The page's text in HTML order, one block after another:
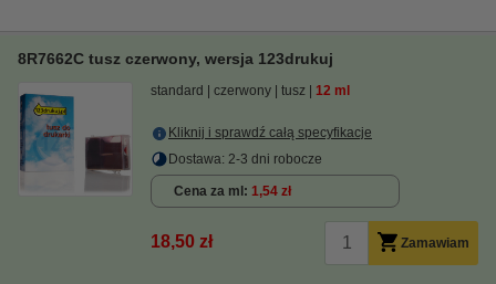
8R7662C tusz czerwony, wersja 123drukuj
standard czerwony tusz 12 ml
Kliknij i sprawdź całą specyfikacje
Dostawa: 2-3 dni robocze
Cena za ml 1,54 zł
18,50 zł Zamawiam